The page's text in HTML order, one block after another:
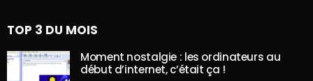
TOP 3 DU MOIS
Moment nostalgie : les ordinateurs au
début d’internet, c’était ça !